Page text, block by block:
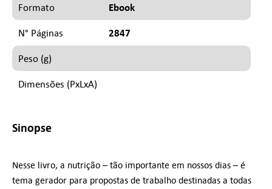
Formato Ebook
N° Páginas 2847
Peso (g)
Dimensões (PxLxA)
Sinopse
Nesse livro, a nutrição – tão importante em nossos dias – é
tema gerador para propostas de trabalho destinadas a todas